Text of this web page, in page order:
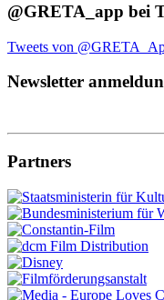
@GRETA_app bei
Tweets von
Newsletter
Partners